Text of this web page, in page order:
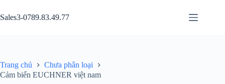
đến
phần
Sales3-0789.83.49.77
Trang chủ
Chưa phân loại
Cảm biến EUCHNER việt nam